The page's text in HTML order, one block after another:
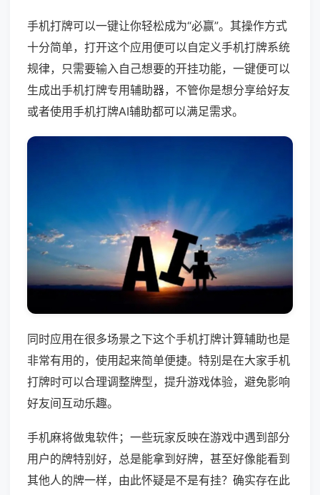
手机打牌可以一键让你轻松成为“必赢”。其操作方式
十分简单，打开这个应用便可以自定义手机打牌系统
规律，只需要输入自己想要的开挂功能，一键便可以
生成出手机打牌专用辅助器，不管你是想分享给好友
或者使用手机打牌AI辅助都可以满足需求。
同时应用在很多场景之下这个手机打牌计算辅助也是
非常有用的，使用起来简单便捷。特别是在大家手机
打牌时可以合理调整牌型，提升游戏体验，避免影响
好友间互动乐趣。
手机麻将做鬼软件；一些玩家反映在游戏中遇到部分
用户的牌特别好，总是能拿到好牌，甚至好像能看到
其他人的牌一样，由此怀疑是不是有挂？确实存在此